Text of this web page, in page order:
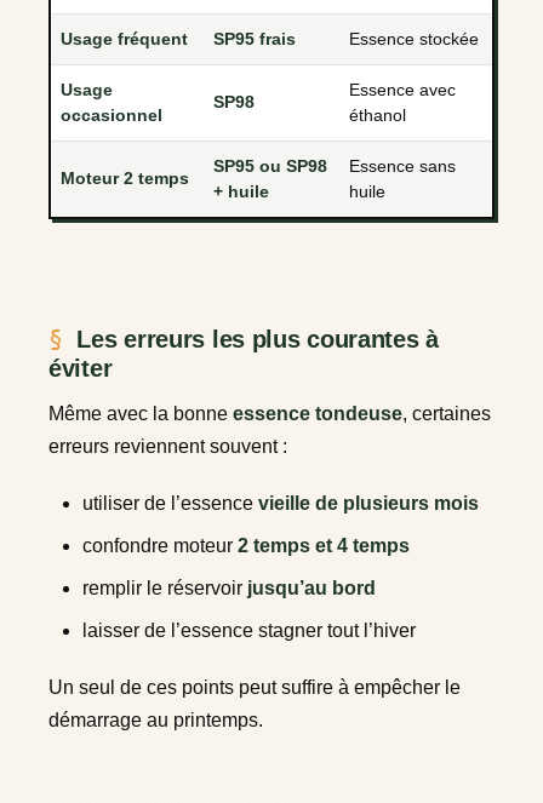
Usage fréquent SP95 frais Essence stockée
Usage
occasionnel
SP98
Essence avec
éthanol
Moteur 2 temps
SP95 ou SP98
+ huile
Essence sans
huile
Les erreurs les plus courantes à
éviter
Même avec la bonne essence tondeuse, certaines
erreurs reviennent souvent :
utiliser de l’essence vieille de plusieurs mois
confondre moteur 2 temps et 4 temps
remplir le réservoir jusqu’au bord
laisser de l’essence stagner tout l’hiver
Un seul de ces points peut suffire à empêcher le
démarrage au printemps.